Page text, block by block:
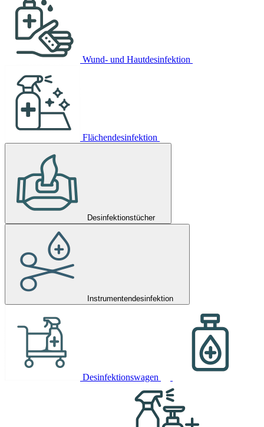
Wund- und Hautdesinfektion
Flächendesinfektion
Desinfektionstücher
Instrumentendesinfektion
Desinfektionswagen